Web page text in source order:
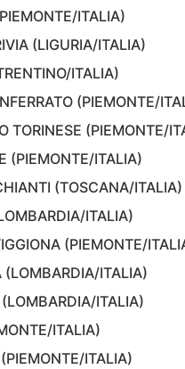
ITALIA)
(LIGURIA/ITALIA)
ITALIA)
(PIEMONTE/
TORINESE (PIEMONTE/
(PIEMONTE/ITALIA)
(TOSCANA/ITALIA)
ITALIA)
(PIEMONTE/
ITALIA)
ITALIA)
ITALIA)
ITALIA)